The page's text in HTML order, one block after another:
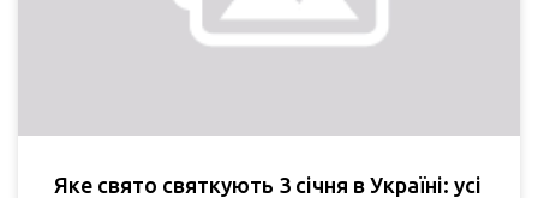
Яке свято святкують 3 січня в Україні: усі